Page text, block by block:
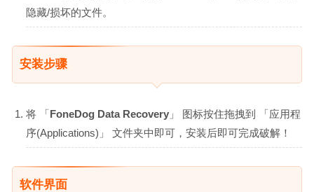
隐藏/损坏的文件。
安装步骤
将 「FoneDog Data Recovery 」 图标按住拖拽到 「应用程
序(Applications)」 文件夹中即可，安装后即可完成破解！
软件界面